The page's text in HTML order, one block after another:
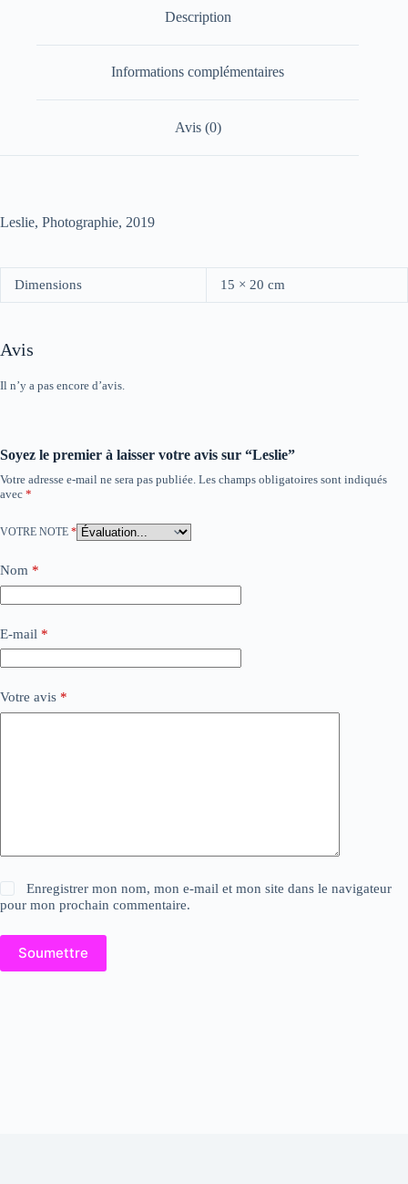
Description
Informations complémentaires
Avis (0)
Leslie, Photographie, 2019
Dimensions 15 × 20 cm
Avis
Il n’y a pas encore d’avis.
Soyez le premier à laisser votre avis sur “Leslie”
Votre adresse e-mail ne sera pas publiée. Les champs obligatoires sont indiqués
avec *
VOTRE NOTE *
Nom *
E-mail *
Votre avis *
Enregistrer mon nom, mon e-mail et mon site dans le navigateur
pour mon prochain commentaire.
Soumettre